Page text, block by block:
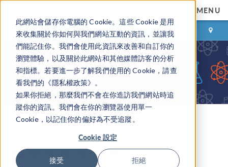
此網站會儲存你電腦的 Cookie。這些 Cookie 是用
來收集關於你如何與我們網站互動的資訊，並讓我
們能記住你。我們會使用此資訊來改善和自訂你的
瀏覽體驗，以及關於此網站和其他媒體訪客的分析
和指標。若要進一步了解我們使用的 Cookie，請查
看我們的《隱私權政策》。
如果你拒絕，那麼我們不會在你造訪我們網站時追
蹤你的資訊。我們會在你的瀏覽器使用單一
Cookie，以記住你的偏好為不受追蹤。
Cookie 設定
接受 拒絕
MENU
登录 咨询与购买
石墨烯革命：第三部分